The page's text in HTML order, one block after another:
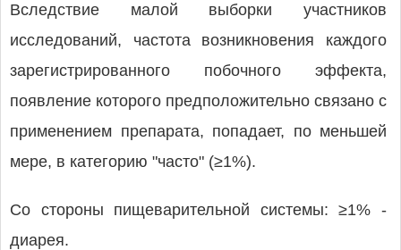
Вследствие малой выборки участников
исследований, частота возникновения каждого
зарегистрированного побочного эффекта,
появление которого предположительно связано с
применением препарата, попадает, по меньшей
мере, в категорию "часто" (≥1%).
Со стороны пищеварительной системы: ≥1% -
диарея.